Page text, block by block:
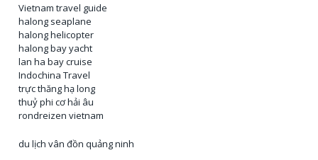
Vietnam travel guide
halong seaplane
halong helicopter
halong bay yacht
lan ha bay cruise
Indochina Travel
trực thăng hạ long
thuỷ phi cơ hải âu
rondreizen vietnam
du lịch vân đồn quảng ninh